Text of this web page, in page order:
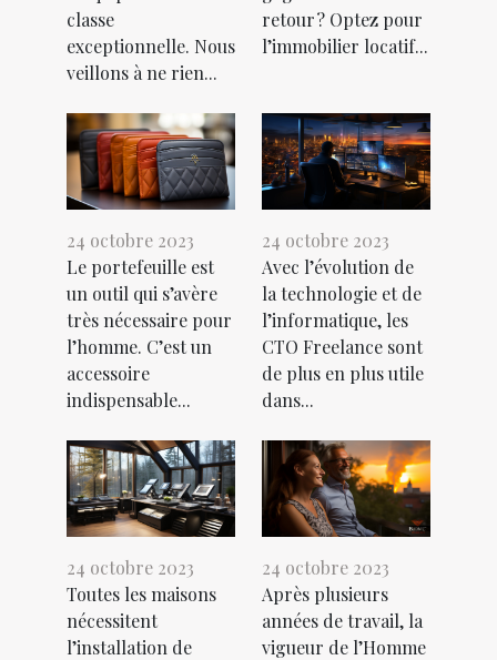
classe
exceptionnelle. Nous
veillons à ne rien...
retour ? Optez pour
l’immobilier locatif...
24 octobre 2023
Le portefeuille est
un outil qui s’avère
très nécessaire pour
l’homme. C’est un
accessoire
indispensable...
24 octobre 2023
Avec l’évolution de
la technologie et de
l’informatique, les
CTO Freelance sont
de plus en plus utile
dans...
24 octobre 2023
Toutes les maisons
nécessitent
l’installation de
24 octobre 2023
Après plusieurs
années de travail, la
vigueur de l’Homme